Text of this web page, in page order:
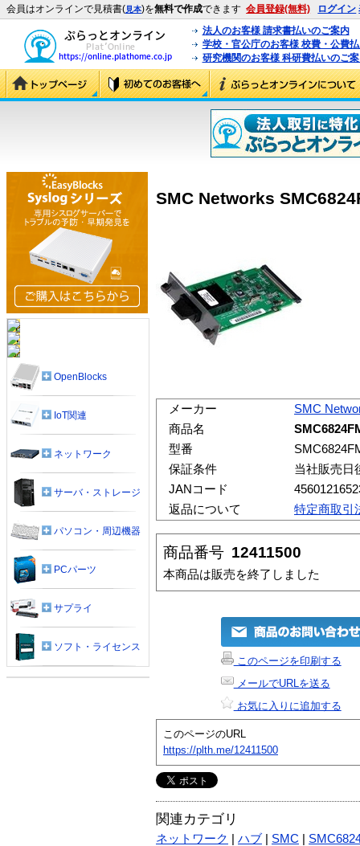
会員はオンラインで見積書(見本)を無料で作成できます 会員登録(無料) ログイン
法人のお客様 請求書払いのご案内
学校・官公庁のお客様 校費・公費
研究機関のお客様 科研費払いのご
SMC Networks
メーカー
SMC
商品名
型番
保証条件
当社販売日
JANコード
返品について
特定商取引
商品番号 12411500
本商品は販売を終了しました
このページを印刷する
メールでURLを送る
お気に入りに追加する
このページのURL
https://plth.me/12411500
関連カテゴリ
ネットワーク ハブ SMC
OpenBlocks
IoT関連
ネットワーク
サーバ・ストレージ
パソコン・周辺機器
PCパーツ
サプライ
ソフト・ライセンス